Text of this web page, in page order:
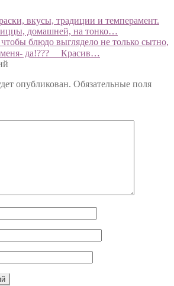
вкусы, традиции и темперамент.
домашней, на тонко…
блюдо выглядело не только сытно,
да!??? ⠀ Красив…
опубликован. Обязательные поля